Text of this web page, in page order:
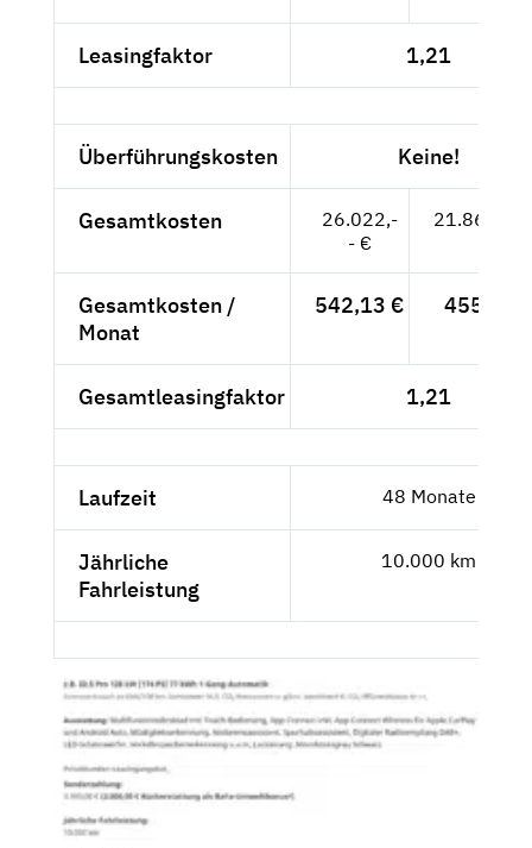
Leasingfaktor 1,21
Überführungskosten Keine!
Gesamtkosten
26.022,-
- €
21.867,23
Gesamtkosten /
Monat
542,13 € 455,57 €
Gesamtleasingfaktor 1,21
Laufzeit 48 Monate
Jährliche
Fahrleistung
10.000 km